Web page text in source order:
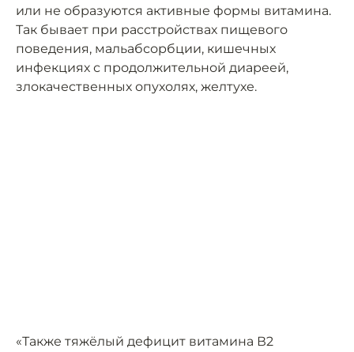
или не образуются активные формы витамина.
Так бывает при расстройствах пищевого
поведения, мальабсорбции, кишечных
инфекциях с продолжительной диареей,
злокачественных опухолях, желтухе.
«Также тяжёлый дефицит витамина В2